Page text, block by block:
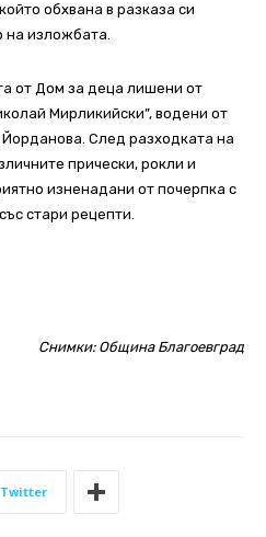
обхвана в разказа си
на изложбата.
от Дом за деца лишени от
Мирликийски”, водени от
След разходката на
прически, рокли и
изненадани от почерпка с
стари рецепти.
Снимки: Община Благоевград
Twitter